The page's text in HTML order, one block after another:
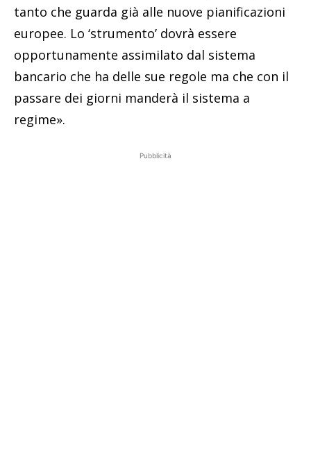
tanto che guarda già alle nuove pianificazioni
europee. Lo ‘strumento’ dovrà essere
opportunamente assimilato dal sistema
bancario che ha delle sue regole ma che con il
passare dei giorni manderà il sistema a
regime».
Pubblicità